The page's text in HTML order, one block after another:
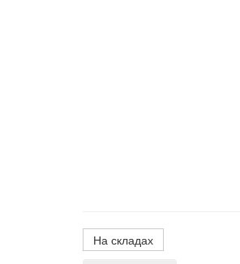
На складах